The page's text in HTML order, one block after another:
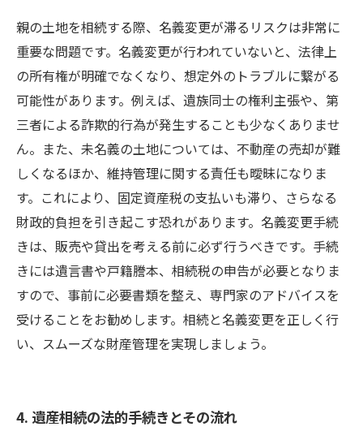
親の土地を相続する際、名義変更が滞るリスクは非常に
重要な問題です。名義変更が行われていないと、法律上
の所有権が明確でなくなり、想定外のトラブルに繋がる
可能性があります。例えば、遺族同士の権利主張や、第
三者による詐欺的行為が発生することも少なくありませ
ん。また、未名義の土地については、不動産の売却が難
しくなるほか、維持管理に関する責任も曖昧になりま
す。これにより、固定資産税の支払いも滞り、さらなる
財政的負担を引き起こす恐れがあります。名義変更手続
きは、販売や貸出を考える前に必ず行うべきです。手続
きには遺言書や戸籍謄本、相続税の申告が必要となりま
すので、事前に必要書類を整え、専門家のアドバイスを
受けることをお勧めします。相続と名義変更を正しく行
い、スムーズな財産管理を実現しましょう。
4. 遺産相続の法的手続きとその流れ